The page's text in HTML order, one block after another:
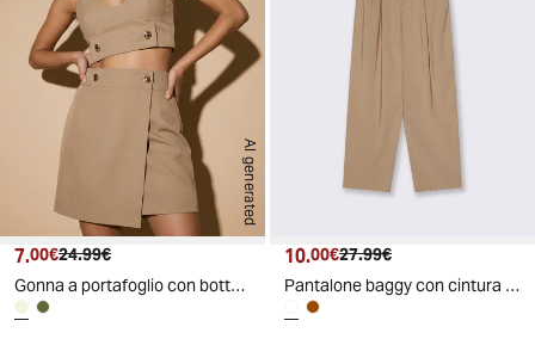
AI generated
Prezzo attuale
7.00€ Prezzo originale
24.99€
Gonna a portafoglio con bottoni in vita - Sabbia
Prezzo attuale
10.00€ Prezzo originale
27.99€
Pantalone baggy con cintura - Cammello